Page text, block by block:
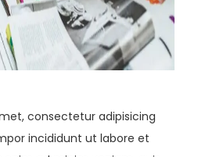
consectetur adipisicing
incididunt ut labore et